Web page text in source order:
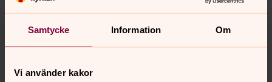
Samtycke Information Om
Vi använder kakor